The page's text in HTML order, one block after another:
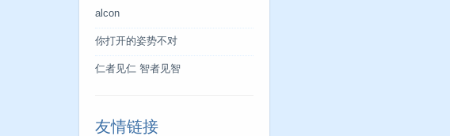
alcon
你打开的姿势不对
仁者见仁 智者见智
友情链接